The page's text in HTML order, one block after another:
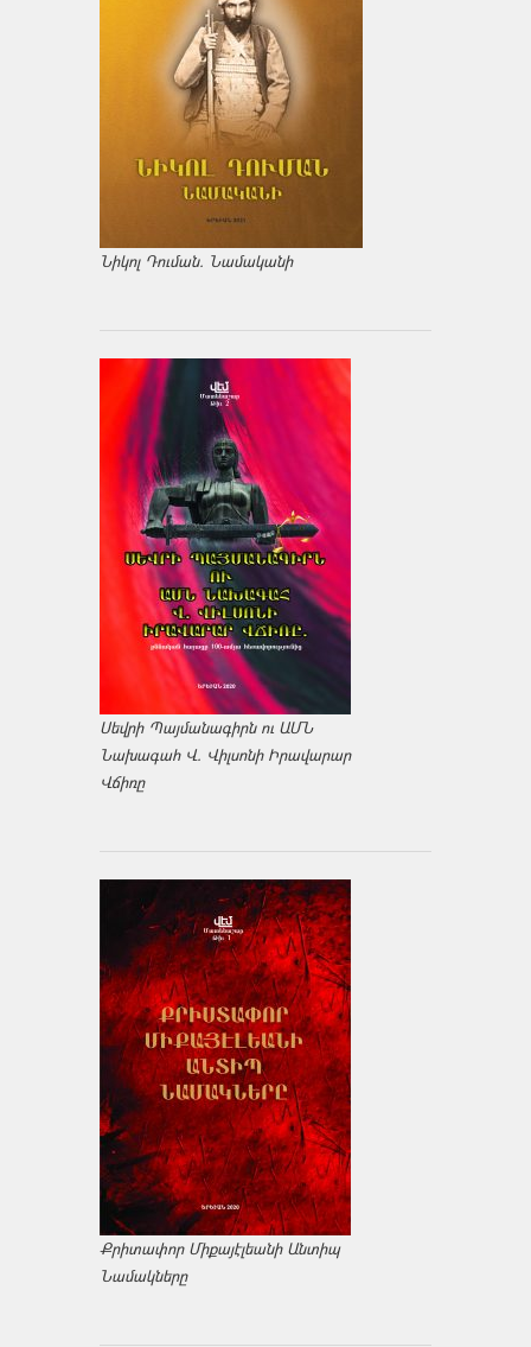
Նիկոլ Դուման. Նամականի
Սեվրի Պայմանագիրն ու ԱՄՆ
Նախագահ Վ. Վիլսոնի Իրավարար
Վճիռը
Քրիտափոր Միքայէլեանի Անտիպ
Նամակները